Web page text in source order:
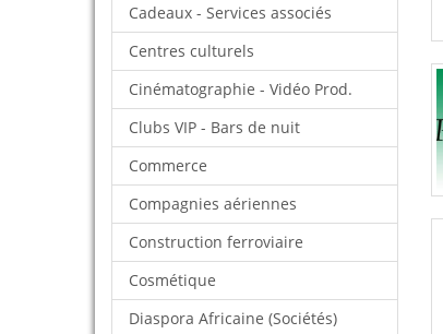
Cadeaux - Services associés
Centres culturels
Cinématographie - Vidéo Prod.
Clubs VIP - Bars de nuit
Commerce
Compagnies aériennes
Construction ferroviaire
Cosmétique
Diaspora Africaine (Sociétés)